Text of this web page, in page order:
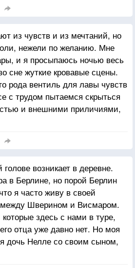
из чувств и из мечтаний, но
нежели по желанию. Мне
и я просыпаюсь ночью весь
сне жуткие кровавые сцены.
рода вентиль для лавы чувств
с трудом пытаемся скрыться
и внешними приличиями,
управляют инстинкты
есть еще дополнительная
любовь. Без нее все
угасли бы. Порыв
особенно опасны, если они
и подавляются. Мои тексты
возникает в деревне.
в Берлине, но порой Берлин
я часто живу в своей
между Шверином и Висмаром.
здесь с нами в туре,
отца уже давно нет. Но моя
дочь Нелле со своим сыном,
там бывает. Все мы —